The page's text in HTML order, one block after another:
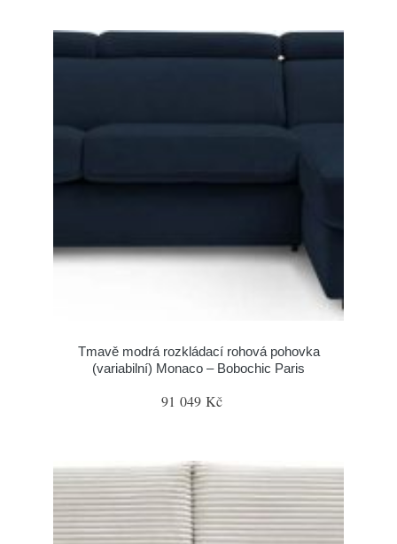
Tmavě modrá rozkládací rohová pohovka
(variabilní) Monaco – Bobochic Paris
91 049 Kč